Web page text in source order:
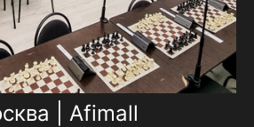
| Afimall